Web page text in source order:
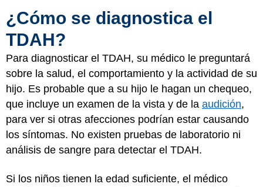
¿Cómo se diagnostica el
TDAH?
Para diagnosticar el TDAH, su médico le preguntará
sobre la salud, el comportamiento y la actividad de su
hijo. Es probable que a su hijo le hagan un chequeo,
que incluye un examen de la vista y de la audición,
para ver si otras afecciones podrían estar causando
los síntomas. No existen pruebas de laboratorio ni
análisis de sangre para detectar el TDAH.
Si los niños tienen la edad suficiente, el médico